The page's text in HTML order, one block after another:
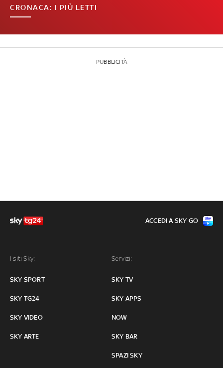
CRONACA: I PIÙ LETTI
PUBBLICITÀ
I siti Sky:
SKY SPORT
SKY TG24
SKY VIDEO
SKY ARTE
Servizi:
SKY TV
SKY APPS
NOW
SKY BAR
SPAZI SKY
ACCEDI A SKY GO